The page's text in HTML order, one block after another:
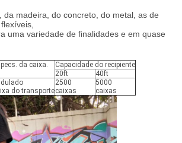
da madeira, do concreto, do metal, as de
uma variedade de finalidades e em quase
da caixa.
Capacidade do recipiente
20ft
40ft
do transporte
2500
caixas
5000
caixas